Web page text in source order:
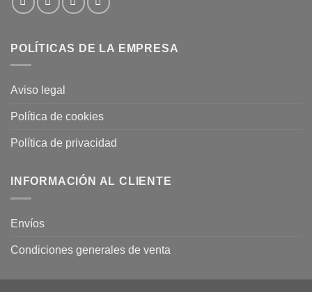
POLÍTICAS DE LA EMPRESA
Aviso legal
Política de cookies
Política de privacidad
INFORMACIÓN AL CLIENTE
Envíos
Condiciones generales de venta